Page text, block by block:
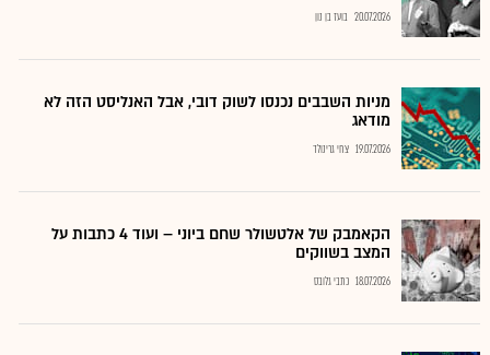
20.07.2026 בועז בן נון
מניות השבבים נכנסו לשוק דובי, אבל האנליסט הזה לא
מודאג
19.07.2026 צחי גרינולד
הקאמבק של אלטשולר שחם ביוני – ועוד 4 כתבות על
המצב בשווקים
18.07.2026 כתבי גלובס